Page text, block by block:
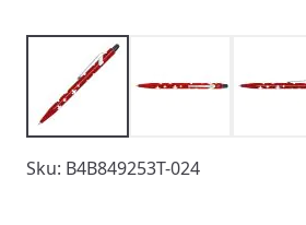
Sku: B4B849253T-024